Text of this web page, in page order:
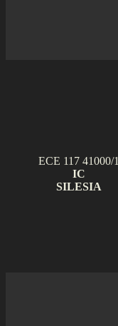
ECE 117 41000/1
IC
SILESIA